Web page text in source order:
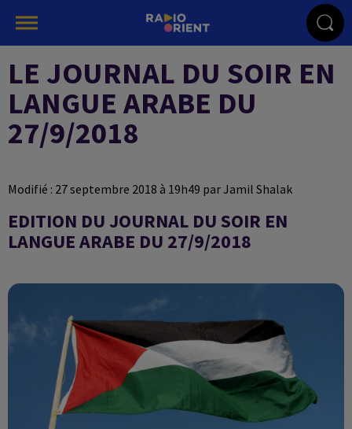
LE JOURNAL DU SOIR EN
LANGUE ARABE DU
27/9/2018
Modifié : 27 septembre 2018 à 19h49 par Jamil Shalak
EDITION DU JOURNAL DU SOIR EN
LANGUE ARABE DU 27/9/2018